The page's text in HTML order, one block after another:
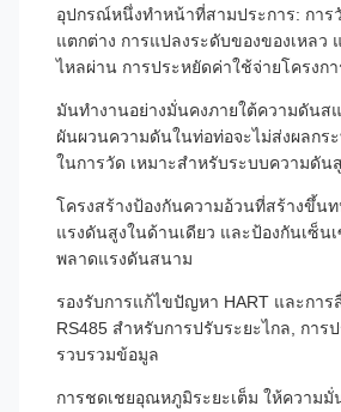
ระดับความแข็ง
แรงต่อการระเบิด
Ex ia IIC T4
ความร้อน
ประกัน
อุปกรณ์หนึ่งทําหน้าที่สามประการ: การ
แตกต่าง การแปลงระดับของของเหลว
ไหลผ่าน การประหยัดค่าใช้จ่ายโครงกา
มันทํางานอย่างมั่นคงภายใต้ความดันส
ผันผวนความดันในท่อท่อจะไม่ส่งผลกร
ในการวัด เหมาะสําหรับระบบความดัน
โครงสร้างป้องกันความอ้วนที่สร้างขึ้น
แรงดันสูงในด้านเดียว และป้องกันเซ็น
พลาดแรงดันสนาม
รองรับการแก้ไขปัญหา HART และการ
RS485 สําหรับการปรับระยะไกล, การ
รวบรวมข้อมูล
การชดเชยอุณหภูมิระยะเต็ม ให้ความมั่